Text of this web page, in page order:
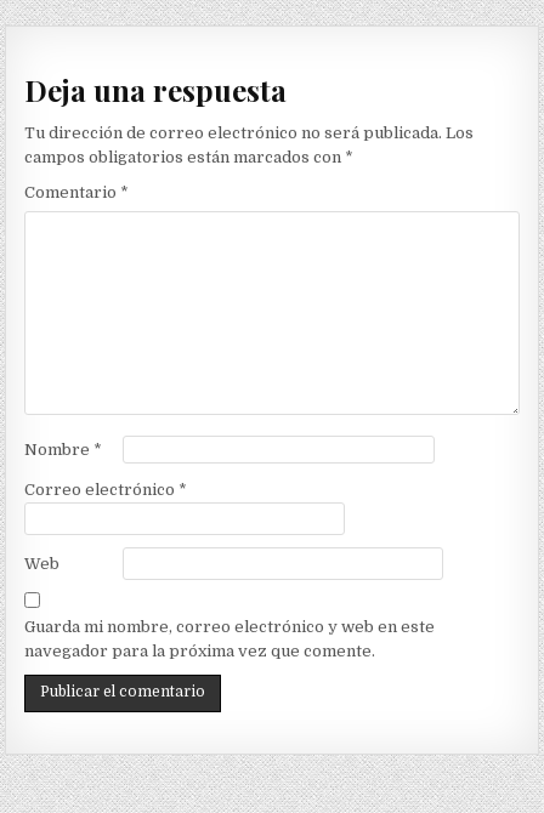
entradas
Deja una respuesta
Tu dirección de correo electrónico no será publicada. Los
campos obligatorios están marcados con *
Comentario *
Nombre *
Correo electrónico *
Web
Guarda mi nombre, correo electrónico y web en este
navegador para la próxima vez que comente.